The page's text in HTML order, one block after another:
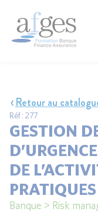
Retour au
Réf : 277
GESTION
DE
PRATIQUES
Banque > Risk